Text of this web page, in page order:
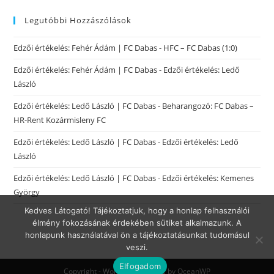
Legutóbbi Hozzászólások
Edzői értékelés: Fehér Ádám | FC Dabas- HFC – FC Dabas (1:0)
Edzői értékelés: Fehér Ádám | FC Dabas- Edzői értékelés: Ledő
László
Edzői értékelés: Ledő László | FC Dabas- Beharangozó: FC Dabas –
HR-Rent Kozármisleny FC
Edzői értékelés: Ledő László | FC Dabas- Edzői értékelés: Ledő
László
Edzői értékelés: Ledő László | FC Dabas- Edzői értékelés: Kemenes
György
Copyright - WordPress Theme by OceanWP
Kedves Látogató! Tájékoztatjuk, hogy a honlap felhasználói
élmény fokozásának érdekében sütiket alkalmazunk. A
honlapunk használatával ön a tájékoztatásunkat tudomásul
veszi.
Elfogadom